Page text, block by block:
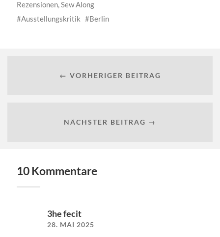
Rezensionen,Sew Along
Ausstellungskritik
Berlin
← VORHERIGER BEITRAG
NÄCHSTER BEITRAG →
10 Kommentare
3he fecit
28. MAI 2025